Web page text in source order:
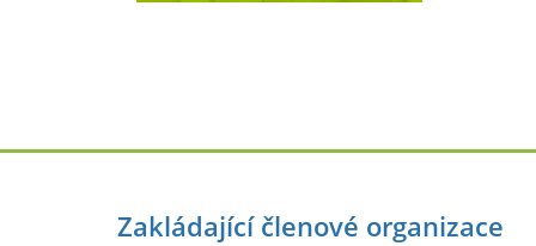
Zakládající členové organizace